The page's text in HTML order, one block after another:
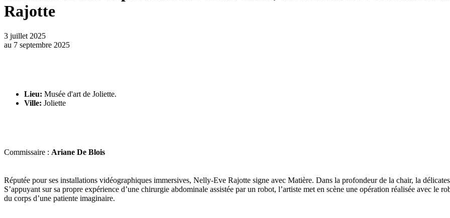
Rajotte
3 juillet 2025
au 7 septembre 2025
Lieu: Musée d'art de Joliette.
Ville: Joliette
Commissaire : Ariane De Blois
Réputée pour ses installations vidéographiques immersives, Nelly-Eve Rajotte signe avec Matière. Dans la profondeur de la chair, la
S’appuyant sur sa propre expérience d’une chirurgie abdominale assistée par un robot, l’artiste met en scène une opération réalisée avec
du corps d’une patiente imaginaire.